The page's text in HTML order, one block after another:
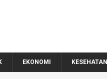
EKONOMI KESEHATAN